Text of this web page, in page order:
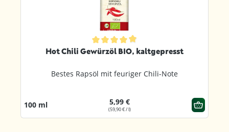
Durchschnittliche Bewertung von 4.9 von 5 Sternen
Hot Chili Gewürzöl BIO, kaltgepresst
Bestes Rapsöl mit feuriger Chili-Note
100 ml 5,99 €
(59,90 € / l)